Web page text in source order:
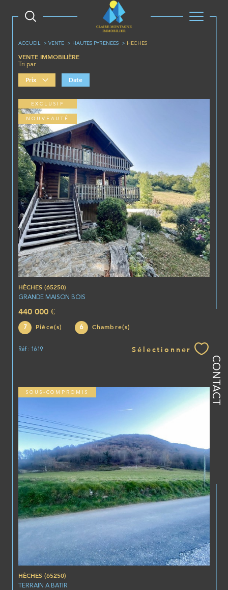
CONTACT
ACCUEIL VENTE HAUTES PYRENEES HECHES
VENTE IMMOBILIÈRE
Tri par
Prix Date
EXCLUSIF
NOUVEAUTÉ
HÈCHES (65250)
GRANDE MAISON BOIS
440 000 €
7 Pièce(s) 6 Chambre(s)
Réf : 1619 Sélectionner
SOUS-COMPROMIS
HÈCHES (65250)
TERRAIN A BATIR